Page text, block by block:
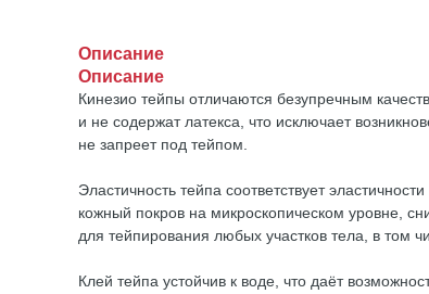
Описание
Описание
Кинезио тейпы отличаются безупречным
и не содержат латекса, что исключает
не запреет под тейпом.
Эластичность тейпа соответствует
кожный покров на микроскопическом уровне,
для тейпирования любых участков тела, в том
Клей тейпа устойчив к воде, что даёт